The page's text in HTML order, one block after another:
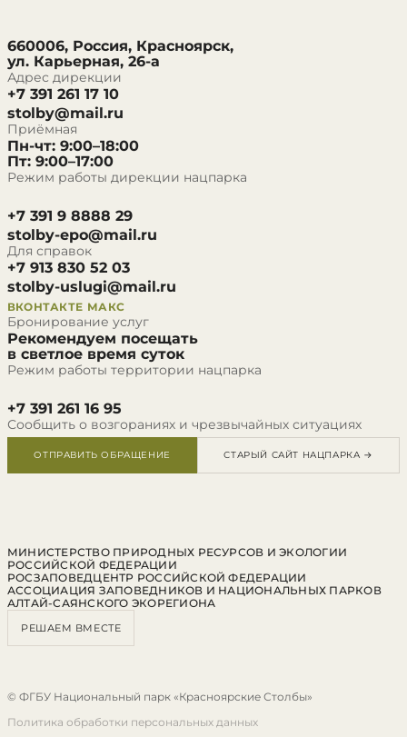
660006, Россия, Красноярск,
ул. Карьерная, 26-а
Адрес дирекции
+7 391 261 17 10
stolby@mail.ru
Приёмная
Пн-чт: 9:00–18:00
Пт: 9:00–17:00
Режим работы дирекции нацпарка
+7 391 9 8888 29
stolby-epo@mail.ru
Для справок
+7 913 830 52 03
stolby-uslugi@mail.ru
ВКОНТАКТЕ МАКС
Бронирование услуг
Рекомендуем посещать
в светлое время суток
Режим работы территории нацпарка
+7 391 261 16 95
Сообщить о возгораниях и чрезвычайных ситуациях
ОТПРАВИТЬ ОБРАЩЕНИЕ СТАРЫЙ САЙТ НАЦПАРКА →
МИНИСТЕРСТВО ПРИРОДНЫХ РЕСУРСОВ И ЭКОЛОГИИ
РОССИЙСКОЙ ФЕДЕРАЦИИ
РОСЗАПОВЕДЦЕНТР РОССИЙСКОЙ ФЕДЕРАЦИИ
АССОЦИАЦИЯ ЗАПОВЕДНИКОВ И НАЦИОНАЛЬНЫХ ПАРКОВ
АЛТАЙ-САЯНСКОГО ЭКОРЕГИОНА
РЕШАЕМ ВМЕСТЕ
© ФГБУ Национальный парк «Красноярские Столбы»
Политика обработки персональных данных